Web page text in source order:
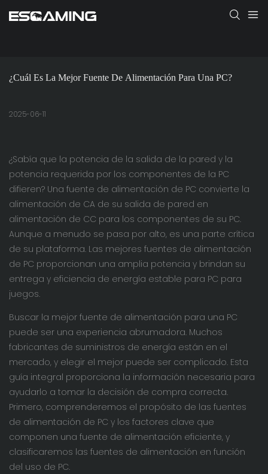
¿Cuál Es La Mejor Fuente De Alimentación Para Una PC?
2025-06-11
¿Sabía que la potencia de la salida de la pared y la
potencia requerida por los componentes de la PC
difieren? Una fuente de alimentación de PC convierte la
alimentación de CA de su salida de pared en
alimentación de CC para los componentes de su PC.
Aunque a menudo se pasa por alto, es una parte crítica
de su plataforma. Las mejores fuentes de alimentación
de PC proporcionan una amplia potencia y brindan su
entrega y eficiencia de energía estable para PC para
juegos.
Buscar la mejor fuente de alimentación para una PC
puede ser una experiencia abrumadora. Muchos
fabricantes de suministros de energía están en el
mercado, y elegir el mejor puede ser complicado. Esta
guía integral proporciona la información necesaria para
ayudarlo a tomar la decisión de compra correcta.
Primero, comprenderemos el propósito de las fuentes
de alimentación de PC y los factores clave que
componen una fuente de alimentación eficiente, y
clasificaremos las fuentes de alimentación en función
del uso de PC.